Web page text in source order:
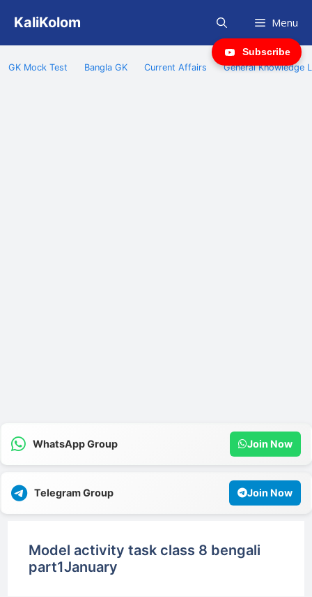
content
KaliKolom Menu
GK Mock Test Bangla GK Current Affairs General Knowledge
WhatsApp Group Join Now
Telegram Group Join Now
Subscribe
Model activity task class 8 bengali
part1January